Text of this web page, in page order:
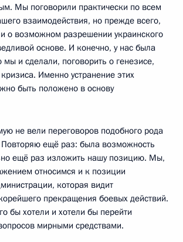
Мы поговорили практически по всем
взаимодействия, но прежде всего,
о возможном разрешении украинского
основе. И конечно, у нас была
мы и сделали, поговорить о генезисе,
Именно устранение этих
быть положено в основу
не вели переговоров подобного рода
Повторяю ещё раз: была возможность
ещё раз изложить нашу позицию. Мы,
относимся и к позиции
которая видит
прекращения боевых действий.
бы хотели и хотели бы перейти
мирными средствами.